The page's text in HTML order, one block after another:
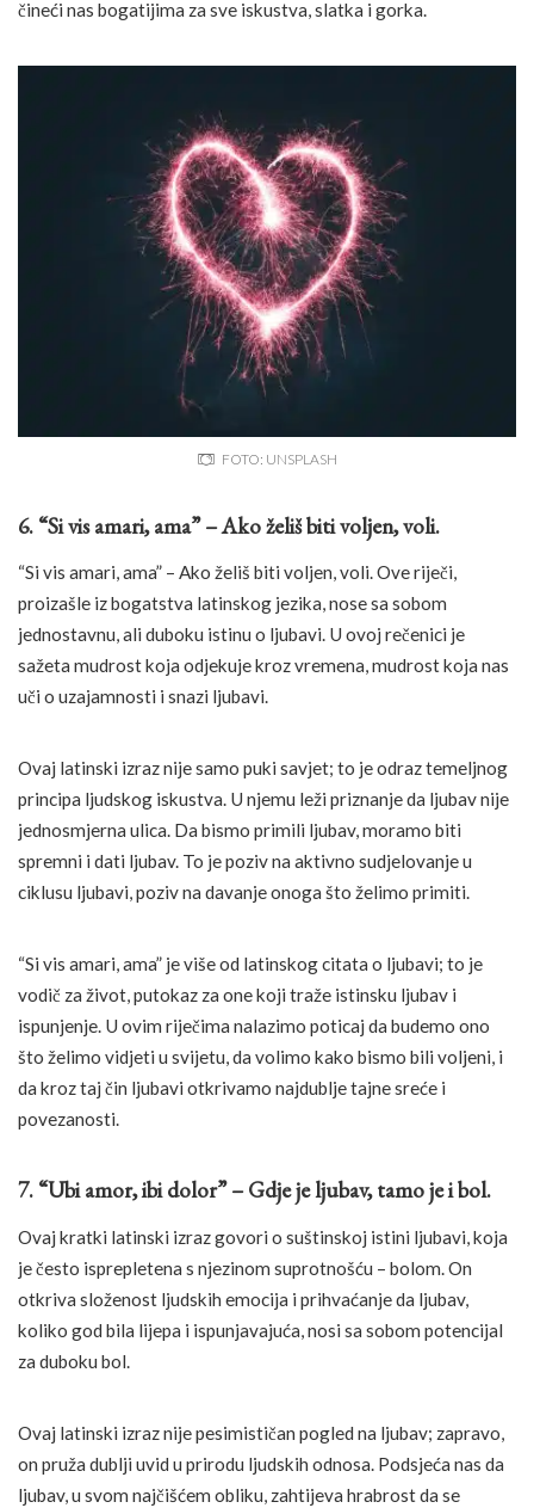
čineći nas bogatijima za sve iskustva, slatka i gorka.
FOTO: UNSPLASH
6. “Si vis amari, ama” – Ako želiš biti voljen, voli.
“Si vis amari, ama” – Ako želiš biti voljen, voli. Ove riječi,
proizašle iz bogatstva latinskog jezika, nose sa sobom
jednostavnu, ali duboku istinu o ljubavi. U ovoj rečenici je
sažeta mudrost koja odjekuje kroz vremena, mudrost koja nas
uči o uzajamnosti i snazi ljubavi.
Ovaj latinski izraz nije samo puki savjet; to je odraz temeljnog
principa ljudskog iskustva. U njemu leži priznanje da ljubav nije
jednosmjerna ulica. Da bismo primili ljubav, moramo biti
spremni i dati ljubav. To je poziv na aktivno sudjelovanje u
ciklusu ljubavi, poziv na davanje onoga što želimo primiti.
“Si vis amari, ama” je više od latinskog citata o ljubavi; to je
vodič za život, putokaz za one koji traže istinsku ljubav i
ispunjenje. U ovim riječima nalazimo poticaj da budemo ono
što želimo vidjeti u svijetu, da volimo kako bismo bili voljeni, i
da kroz taj čin ljubavi otkrivamo najdublje tajne sreće i
povezanosti.
7. “Ubi amor, ibi dolor” – Gdje je ljubav, tamo je i bol.
Ovaj kratki latinski izraz govori o suštinskoj istini ljubavi, koja
je često isprepletena s njezinom suprotnošću – bolom. On
otkriva složenost ljudskih emocija i prihvaćanje da ljubav,
koliko god bila lijepa i ispunjavajuća, nosi sa sobom potencijal
za duboku bol.
Ovaj latinski izraz nije pesimističan pogled na ljubav; zapravo,
on pruža dublji uvid u prirodu ljudskih odnosa. Podsjeća nas da
ljubav, u svom najčišćem obliku, zahtijeva hrabrost da se